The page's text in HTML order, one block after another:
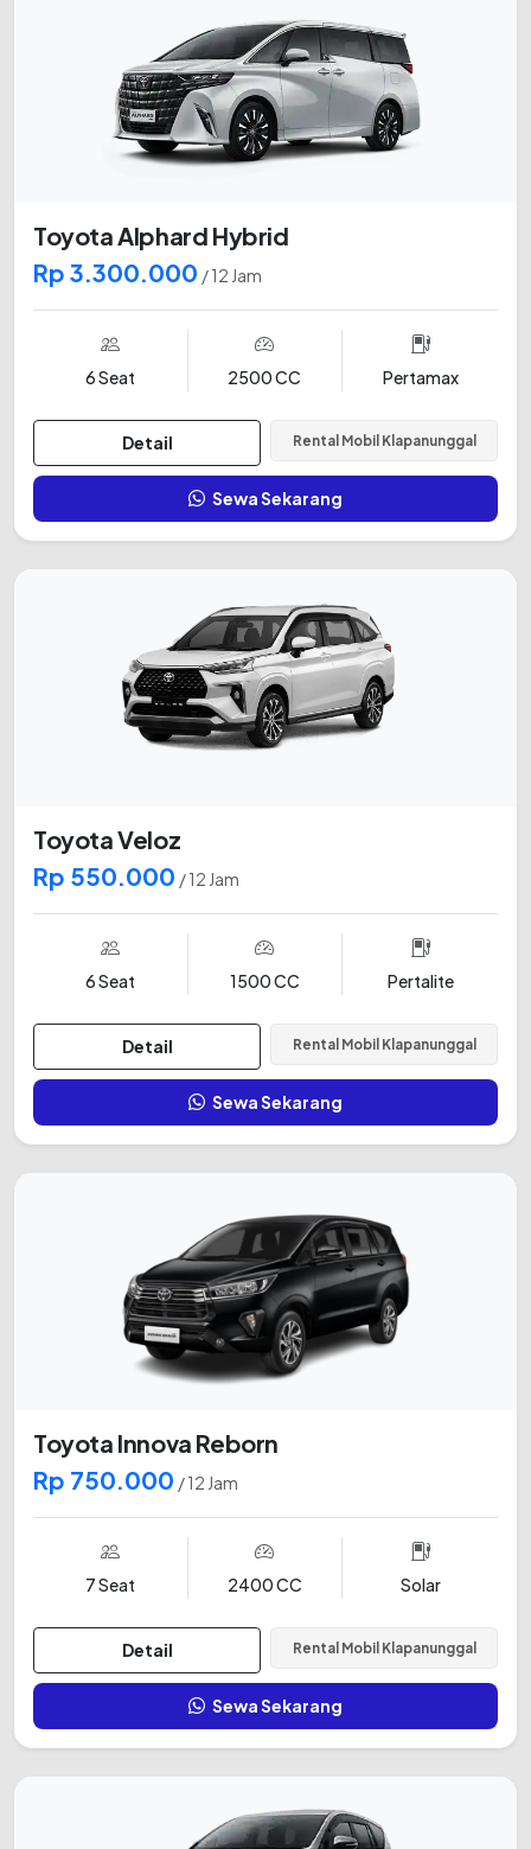
Toyota Alphard Hybrid
Rp 3.300.000 / 12 Jam
6 Seat 2500 CC Pertamax
Detail Rental Mobil Klapanunggal
Sewa Sekarang
Toyota Veloz
Rp 550.000 / 12 Jam
6 Seat 1500 CC Pertalite
Detail Rental Mobil Klapanunggal
Sewa Sekarang
Toyota Innova Reborn
Rp 750.000 / 12 Jam
7 Seat 2400 CC Solar
Detail Rental Mobil Klapanunggal
Sewa Sekarang